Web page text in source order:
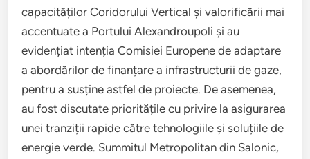
capacităților Coridorului Vertical și valorificării mai
accentuate a Portului Alexandroupoli și au
evidențiat intenția Comisiei Europene de adaptare
a abordărilor de finanțare a infrastructurii de gaze,
pentru a susține astfel de proiecte. De asemenea,
au fost discutate prioritățile cu privire la asigurarea
unei tranziții rapide către tehnologiile și soluțiile de
energie verde. Summitul Metropolitan din Salonic,